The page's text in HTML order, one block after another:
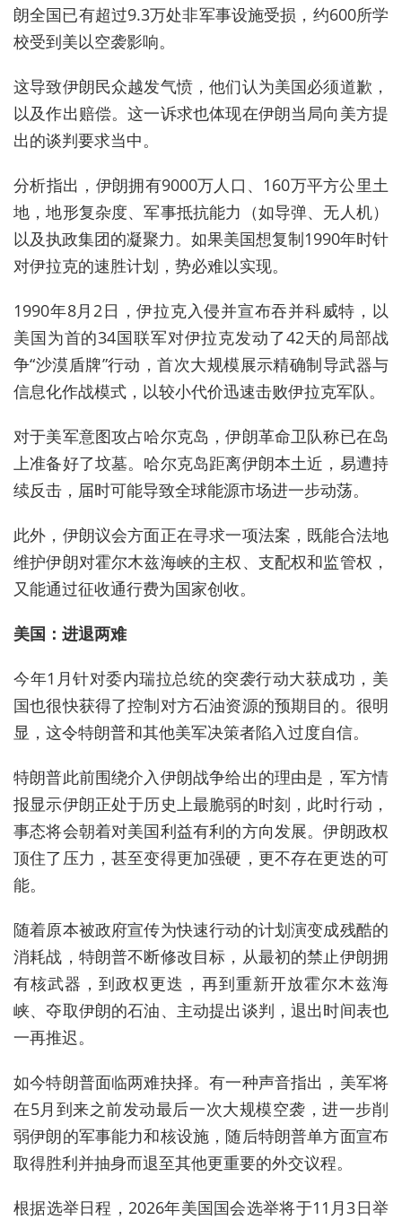
朗全国已有超过9.3万处非军事设施受损，约600所学
校受到美以空袭影响。
这导致伊朗民众越发气愤，他们认为美国必须道歉，
以及作出赔偿。这一诉求也体现在伊朗当局向美方提
出的谈判要求当中。
分析指出，‌ 伊朗拥有9000万人口、160万平方公里土
地，地形复杂度、军事抵抗能力（如导弹、无人机）
以及执政集团的凝聚力‌。如果美国想复制1990年时针
对伊拉克的速胜计划，势必难以实现。‌‌
1990年8月2日，伊拉克入侵并宣布吞并科威特，以
美国为首的34国联军对伊拉克发动了42天的局部战
争“沙漠盾牌”行动，首次大规模展示精确制导武器与
信息化作战模式，以较小代价迅速击败伊拉克军队。
对于美军意图攻占哈尔克岛，伊朗革命卫队称已在岛
上准备好了坟墓。哈尔克岛‌距离伊朗本土近‌，易遭持
续反击，届时可能导致全球能源市场进一步动荡。‌‌
此外，伊朗议会方面正在寻求一项法案，既能合法地
维护伊朗对霍尔木兹海峡的主权、支配权和监管权，
又能通过征收通行费为国家创收。
美国：进退两难
今年1月针对委内瑞拉总统的突袭行动大获成功，美
国也很快获得了控制对方石油资源的预期目的。很明
显，这令特朗普和其他美军决策者陷入过度自信。
特朗普此前围绕介入伊朗战争给出的理由是，军方情
报显示伊朗正处于历史上最脆弱的时刻，此时行动，
事态将会朝着对美国利益有利的方向发展。伊朗政权
顶住了压力，甚至变得更加强硬，更不存在更迭的可
能。
随着原本被政府宣传为快速行动的计划演变成残酷的
消耗战， 特朗普不断修改目标，从最初的禁止伊朗拥
有核武器，到政权更迭，再到重新开放霍尔木兹海
峡、夺取伊朗的石油、主动提出谈判，退出时间表也
一再推迟。
如今特朗普面临两难抉择。有一种声音指出，美军将
在5月到来之前发动最后一次大规模空袭，进一步削
弱伊朗的军事能力和核设施，随后特朗普单方面宣布
取得胜利并抽身而退至其他更重要的外交议程。
根据选举日程，2026年美国国会选举将于11月3日举